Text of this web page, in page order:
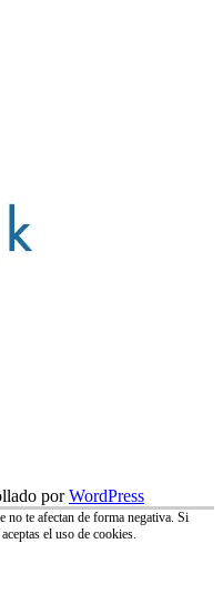
porWordPress
no te afectan de forma negativa. Si
el uso de cookies.